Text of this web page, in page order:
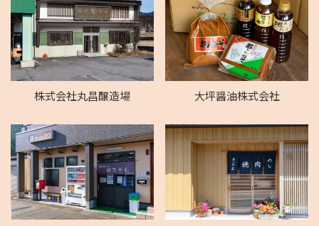
株式会社丸昌醸造場 大坪醤油株式会社